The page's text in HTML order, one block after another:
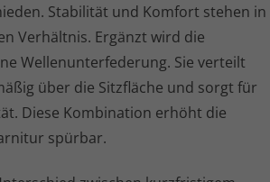
Stabilität und Komfort stehen in
Verhältnis. Ergänzt wird die
Wellen­un­ter­fe­de­rung. Sie verteilt
über die Sitzfläche und sorgt für
Diese Kombination erhöht die
spürbar.